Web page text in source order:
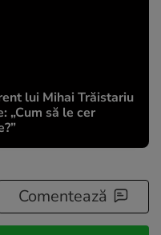
lui Mihai Trăistariu
„Cum să le cer
Comentează